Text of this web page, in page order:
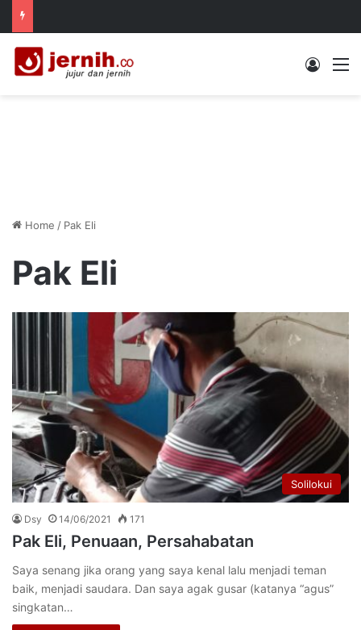
Log In
Home / Pak Eli
Pak Eli
Solilokui
Dsy 14/06/2021 171
Pak Eli, Penuaan, Persahabatan
Saya senang jika orang yang saya kenal lalu menjadi teman
baik, menjadi saudara. Dan saya agak gusar (katanya “agus”
singkatan…